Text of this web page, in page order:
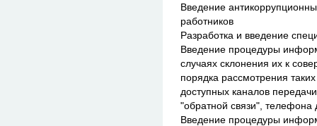
Введение
работников
Разработка и введение
Введение процедуры
случаях склонения их к
порядка рассмотрения
доступных каналов
"обратной связи", телефона
Введение процедуры